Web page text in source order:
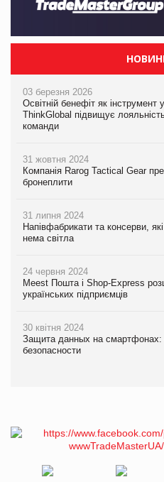
03 березня 2026
Освітній бенефіт як інструмент
ThinkGlobal підвищує
команди
31 жовтня 2024
Компанія Rarog Tactical Gear
бронеплити
31 липня 2024
Напівфабрикати та консерви,
нема світла
24 червня 2024
Meest Пошта і Shop-Express
українських підприємців
30 квітня 2024
Защита данных на
безопасности